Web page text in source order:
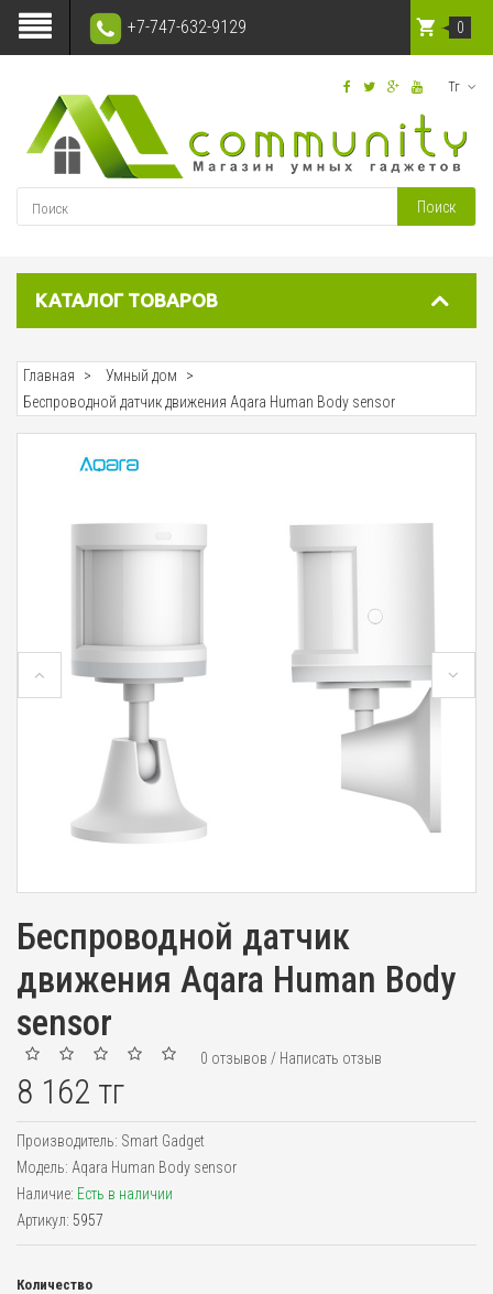
+7-747-632-9129
Тг
Поиск
0
КАТАЛОГ ТОВАРОВ
Главная
Умный дом
Беспроводной датчик движения Aqara Human Body sensor
Беспроводной датчик
движения Aqara Human Body
sensor
0 отзывов / Написать отзыв
8 162 тг
Производитель: Smart Gadget
Модель: Aqara Human Body sensor
Наличие: Есть в наличии
Артикул: 5957
Количество